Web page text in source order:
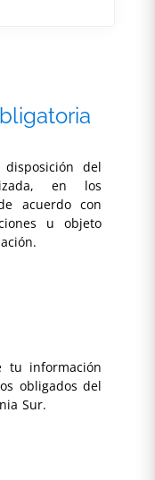
del
en los
acuerdo con
u objeto
tu información
obligados del
Sur.